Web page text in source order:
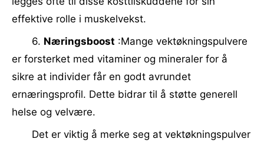
effektive rolle i muskelvekst.
6. Næringsboost :Mange vektøkningspulvere
er forsterket med vitaminer og mineraler for å
sikre at individer får en godt avrundet
ernæringsprofil. Dette bidrar til å støtte generell
helse og velvære.
Det er viktig å merke seg at vektøkningspulver